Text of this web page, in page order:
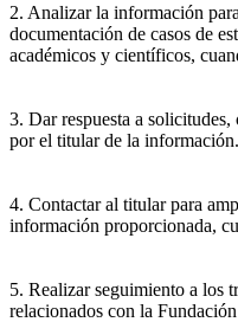
2. Analizar la información
documentación de casos de
académicos y científicos,
3. Dar respuesta a
por el titular de la información.
4. Contactar al titular para
información proporcionada,
5. Realizar seguimiento a los
relacionados con la